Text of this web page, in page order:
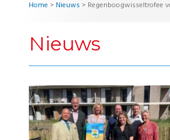
Home > Nieuws > Regenboogwisseltrofee
Nieuws